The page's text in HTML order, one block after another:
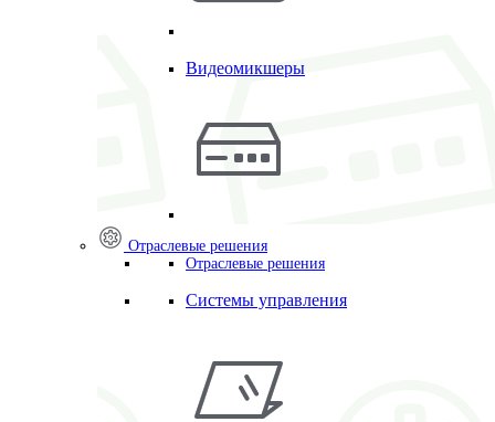
Видеомикшеры
Отраслевые решения
Отраслевые решения
Системы управления